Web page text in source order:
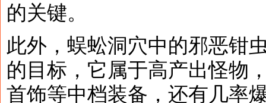
的关键。
此外，蜈蚣洞穴中的邪恶钳
的目标，它属于高产出怪物
首饰等中档装备，还有几率